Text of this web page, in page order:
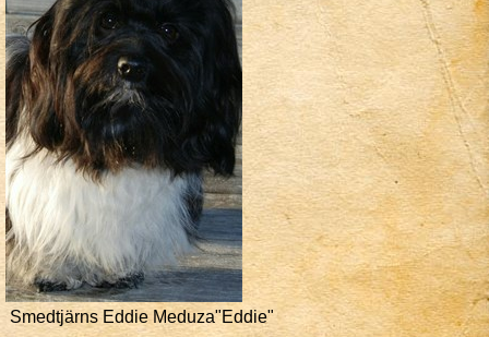
Smedtjärns Eddie Meduza"Eddie"